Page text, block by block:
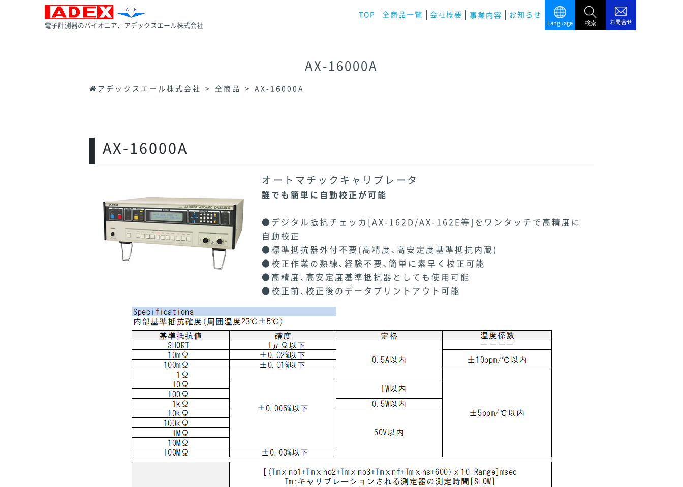
TOP 全商品一覧 会社概要 事業内容 お知らせ
Language 検索 お問合せ
電子計測器のパイオニア、アデックスエール株式会社
AX-16000A
アデックスエール株式会社 全商品 AX-16000A
AX-16000A
オートマチックキャリブレータ
誰でも簡単に自動校正が可能
●デジタル抵抗チェッカ[AX-162D/AX-162E等]をワンタッチで高精度に
自動校正
●標準抵抗器外付不要(高精度､高安定度基準抵抗内蔵)
●校正作業の熟練､経験不要､簡単に素早く校正可能
●高精度､高安定度基準抵抗器としても使用可能
●校正前､校正後のデータプリントアウト可能